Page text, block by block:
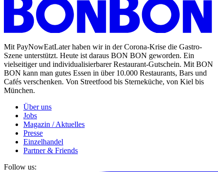
Mit PayNowEatLater haben wir in der Corona-Krise die Gastro-
Szene unterstützt. Heute ist daraus BON BON geworden. Ein
vielseitiger und individualisierbarer Restaurant-Gutschein. Mit BON
BON kann man gutes Essen in über 10.000 Restaurants, Bars und
Cafés verschenken. Von Streetfood bis Sterneküche, von Kiel bis
München.
Über uns
Jobs
Magazin / Aktuelles
Presse
Einzelhandel
Partner & Friends
Follow us: